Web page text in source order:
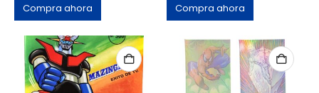
Compra ahora Compra ahora